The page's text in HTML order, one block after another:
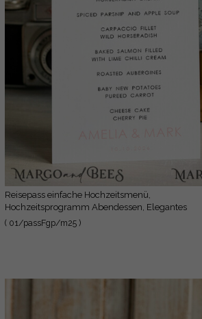
Reisepass einfache Hochzeitsmenü,
Hochzeitsprogramm Abendessen, Elegantes
Zielmenü, Personalisierte Hochzeitsdekoration
( 01/passFgp/m25 )